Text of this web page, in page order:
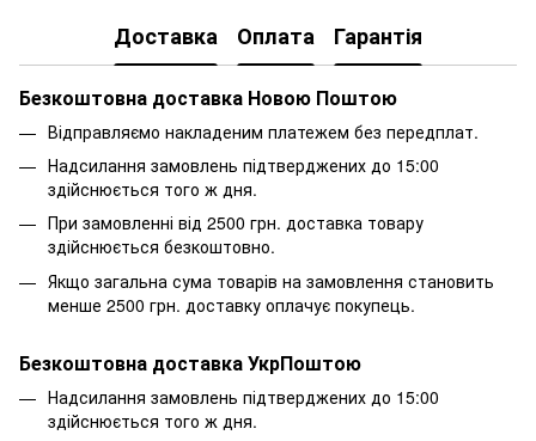
Доставка Оплата Гарантія
Безкоштовна доставка Новою Поштою
Відправляємо накладеним платежем без передплат.
Надсилання замовлень підтверджених до 15:00
здійснюється того ж дня.
При замовленні від 2500 грн. доставка товару
здійснюється безкоштовно.
Якщо загальна сума товарів на замовлення становить
менше 2500 грн. доставку оплачує покупець.
Безкоштовна доставка УкрПоштою
Надсилання замовлень підтверджених до 15:00
здійснюється того ж дня.